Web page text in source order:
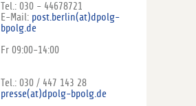
Tel.: 030 - 44678721
E-Mail: post.berlin(at)dpolg-
bpolg.de
Fr 09:00-14:00
Tel.: 030 / 447 143 28
presse(at)dpolg-bpolg.de